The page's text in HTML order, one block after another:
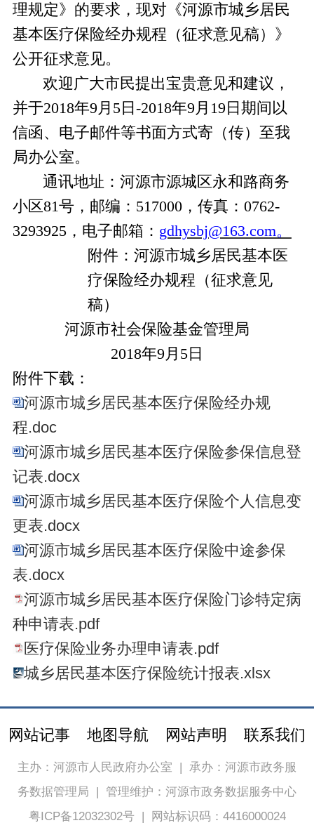
理规定》的要求，现对《河源市城乡居民
基本医疗保险经办规程（征求意见稿）》
公开征求意见。
欢迎广大市民提出宝贵意见和建议，
并于2018年9月5日-2018年9月19日期间以
信函、电子邮件等书面方式寄（传）至我
局办公室。
通讯地址：河源市源城区永和路商务
小区81号，邮编：517000，传真：0762-
3293925，电子邮箱： gdhysbj@163.com。
附件：河源市城乡居民基本医
疗保险经办规程（征求意见
稿）
河源市社会保险基金管理局
2018年9月5日
附件下载：
河源市城乡居民基本医疗保险经办规
程.doc
河源市城乡居民基本医疗保险参保信息登
记表.docx
河源市城乡居民基本医疗保险个人信息变
更表.docx
河源市城乡居民基本医疗保险中途参保
表.docx
河源市城乡居民基本医疗保险门诊特定病
种申请表.pdf
医疗保险业务办理申请表.pdf
城乡居民基本医疗保险统计报表.xlsx
网站记事 地图导航 网站声明 联系我们
主办：河源市人民政府办公室 | 承办：河源市政务服
务数据管理局 | 管理维护：河源市政务数据服务中心
粤ICP备12032302号| 网站标识码：4416000024